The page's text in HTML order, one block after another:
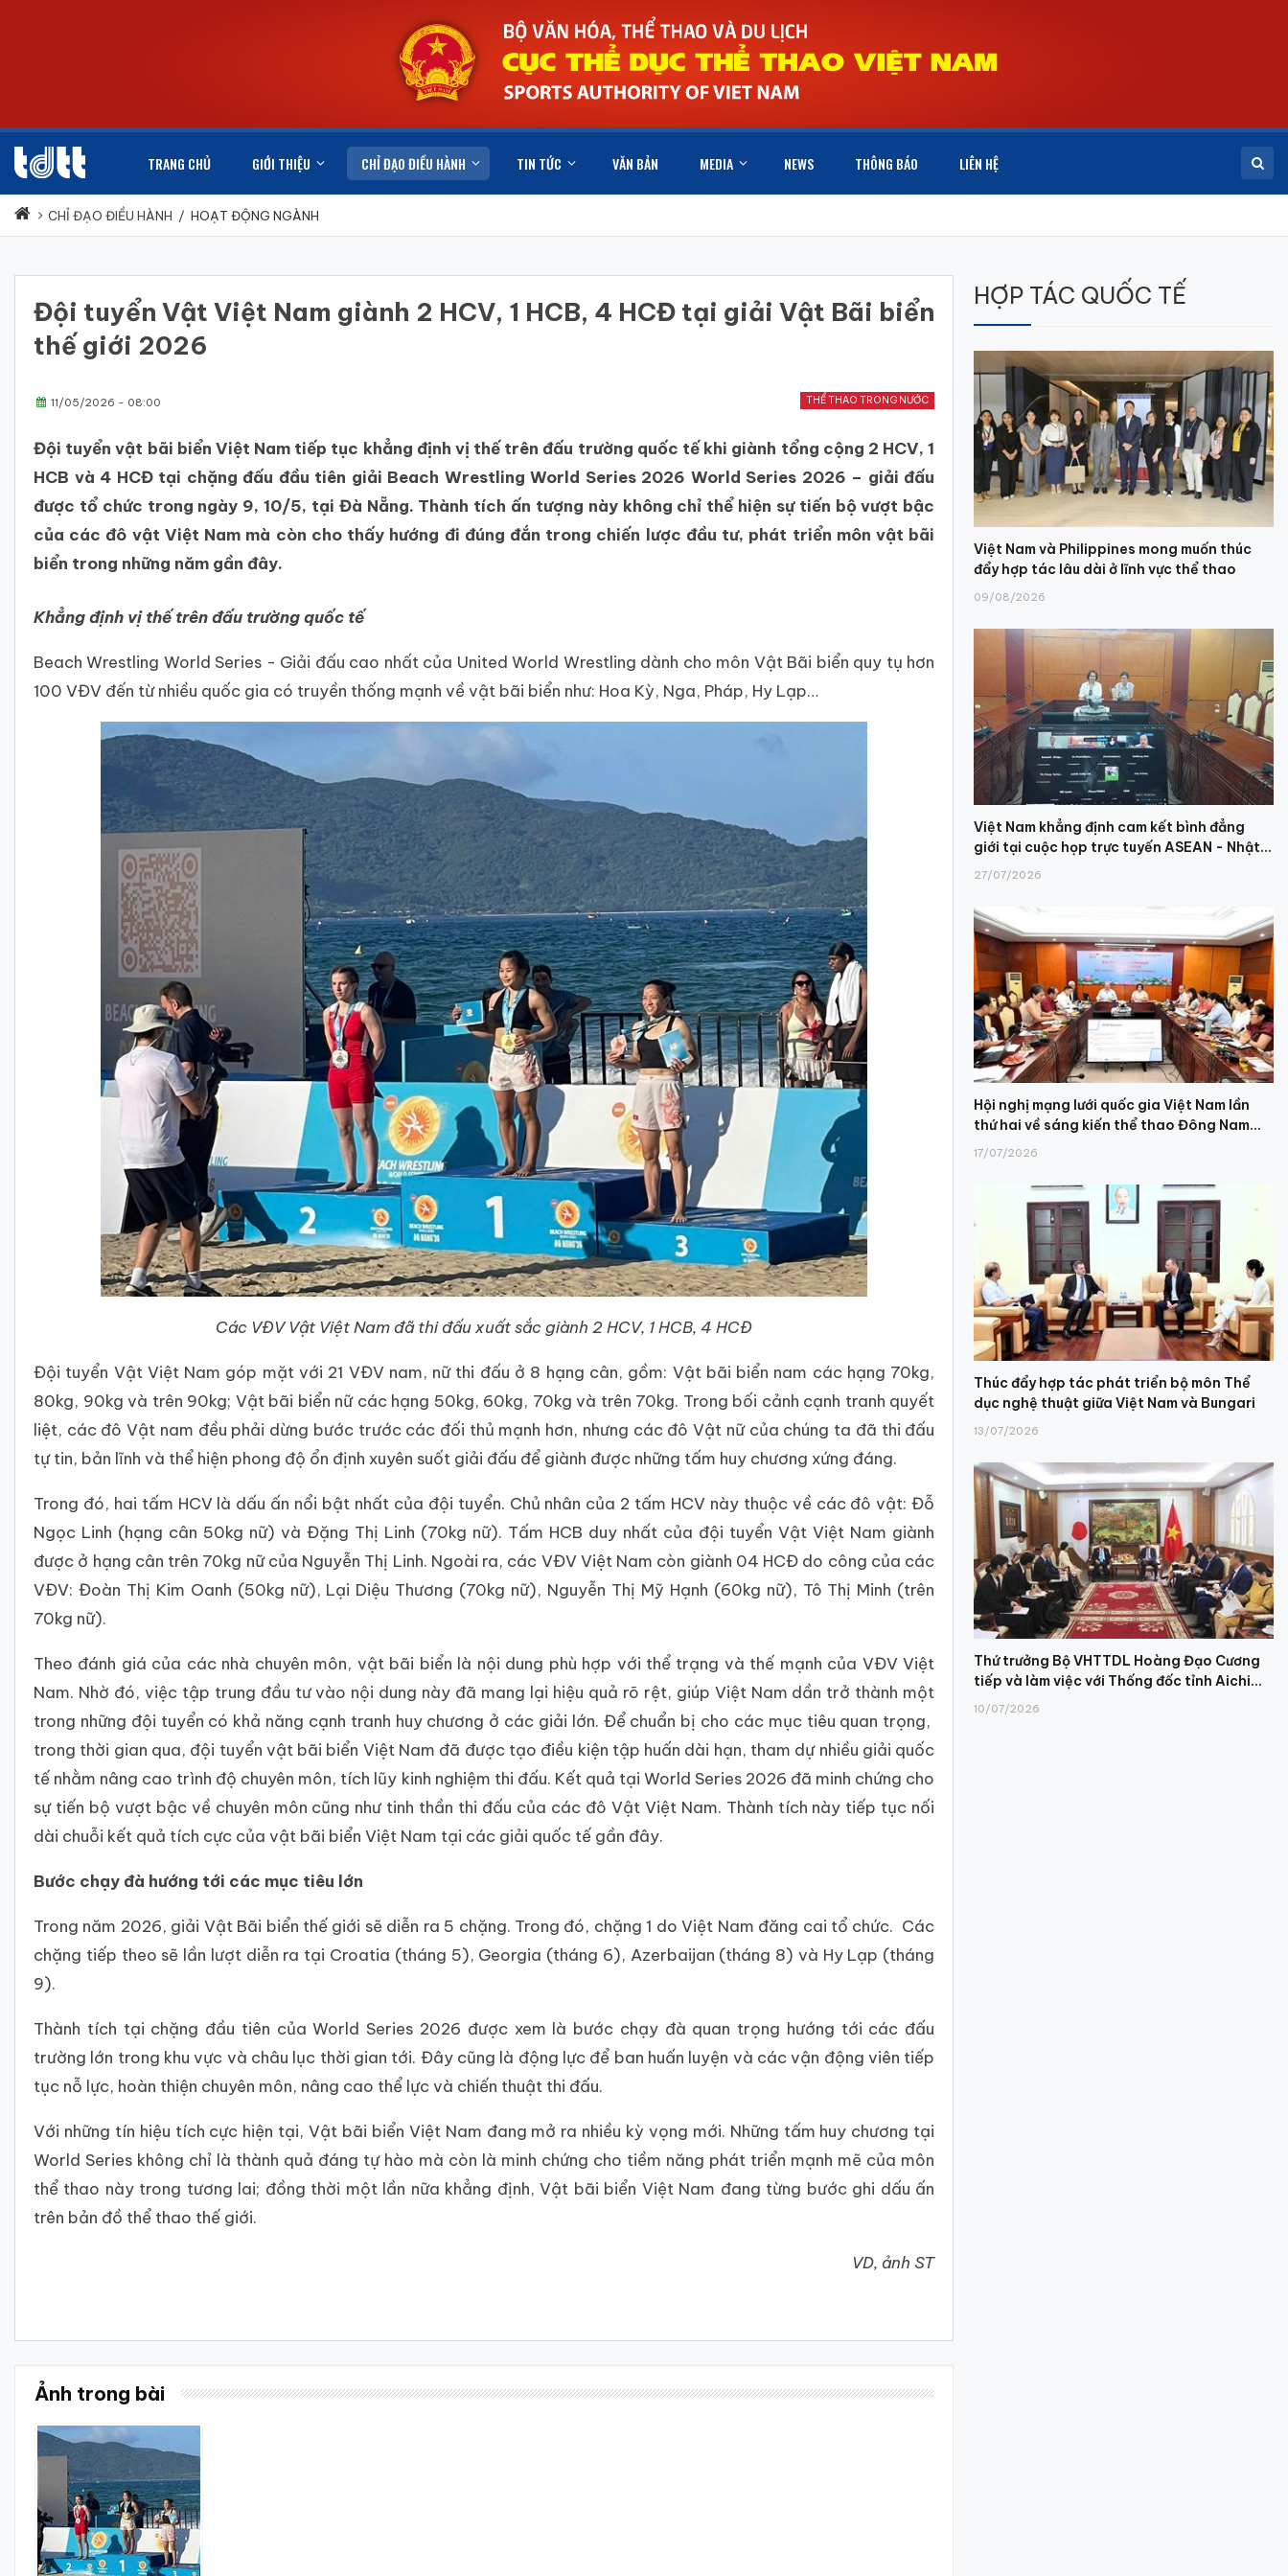
TRANG CHỦ GIỚI THIỆU CHỈ ĐẠO ĐIỀU HÀNH TIN TỨC VĂN BẢN MEDIA NEWS THÔNG BÁO LIÊN HỆ
CHỈ ĐẠO ĐIỀU HÀNH / HOẠT ĐỘNG NGÀNH
Đội tuyển Vật Việt Nam giành 2 HCV, 1 HCB, 4 HCĐ tại giải Vật Bãi biển
thế giới 2026
THỂ THAO TRONG NƯỚC
11/05/2026 - 08:00
Đội tuyển vật bãi biển Việt Nam tiếp tục khẳng định vị thế trên đấu trường quốc tế khi giành tổng cộng 2 HCV, 1
HCB và 4 HCĐ tại chặng đấu đầu tiên giải Beach Wrestling World Series 2026 World Series 2026 – giải đấu
được tổ chức trong ngày 9, 10/5, tại Đà Nẵng. Thành tích ấn tượng này không chỉ thể hiện sự tiến bộ vượt bậc
của các đô vật Việt Nam mà còn cho thấy hướng đi đúng đắn trong chiến lược đầu tư, phát triển môn vật bãi
biển trong những năm gần đây.
Khẳng định vị thế trên đấu trường quốc tế
Beach Wrestling World Series - Giải đấu cao nhất của United World Wrestling dành cho môn Vật Bãi biển quy tụ hơn
100 VĐV đến từ nhiều quốc gia có truyền thống mạnh về vật bãi biển như: Hoa Kỳ, Nga, Pháp, Hy Lạp…
Các VĐV Vật Việt Nam đã thi đấu xuất sắc giành 2 HCV, 1 HCB, 4 HCĐ
Đội tuyển Vật Việt Nam góp mặt với 21 VĐV nam, nữ thi đấu ở 8 hạng cân, gồm: Vật bãi biển nam các hạng 70kg,
80kg, 90kg và trên 90kg; Vật bãi biển nữ các hạng 50kg, 60kg, 70kg và trên 70kg. Trong bối cảnh cạnh tranh quyết
liệt, các đô Vật nam đều phải dừng bước trước các đối thủ mạnh hơn, nhưng các đô Vật nữ của chúng ta đã thi đấu
tự tin, bản lĩnh và thể hiện phong độ ổn định xuyên suốt giải đấu để giành được những tấm huy chương xứng đáng.
Trong đó, hai tấm HCV là dấu ấn nổi bật nhất của đội tuyển. Chủ nhân của 2 tấm HCV này thuộc về các đô vật: Đỗ
Ngọc Linh (hạng cân 50kg nữ) và Đặng Thị Linh (70kg nữ). Tấm HCB duy nhất của đội tuyển Vật Việt Nam giành
được ở hạng cân trên 70kg nữ của Nguyễn Thị Linh. Ngoài ra, các VĐV Việt Nam còn giành 04 HCĐ do công của các
VĐV: Đoàn Thị Kim Oanh (50kg nữ), Lại Diệu Thương (70kg nữ), Nguyễn Thị Mỹ Hạnh (60kg nữ), Tô Thị Minh (trên
70kg nữ).
Theo đánh giá của các nhà chuyên môn, vật bãi biển là nội dung phù hợp với thể trạng và thế mạnh của VĐV Việt
Nam. Nhờ đó, việc tập trung đầu tư vào nội dung này đã mang lại hiệu quả rõ rệt, giúp Việt Nam dần trở thành một
trong những đội tuyển có khả năng cạnh tranh huy chương ở các giải lớn. Để chuẩn bị cho các mục tiêu quan trọng,
trong thời gian qua, đội tuyển vật bãi biển Việt Nam đã được tạo điều kiện tập huấn dài hạn, tham dự nhiều giải quốc
tế nhằm nâng cao trình độ chuyên môn, tích lũy kinh nghiệm thi đấu. Kết quả tại World Series 2026 đã minh chứng cho
sự tiến bộ vượt bậc về chuyên môn cũng như tinh thần thi đấu của các đô Vật Việt Nam. Thành tích này tiếp tục nối
dài chuỗi kết quả tích cực của vật bãi biển Việt Nam tại các giải quốc tế gần đây.
Bước chạy đà hướng tới các mục tiêu lớn
Trong năm 2026, giải Vật Bãi biển thế giới sẽ diễn ra 5 chặng. Trong đó, chặng 1 do Việt Nam đăng cai tổ chức. Các
chặng tiếp theo sẽ lần lượt diễn ra tại Croatia (tháng 5), Georgia (tháng 6), Azerbaijan (tháng 8) và Hy Lạp (tháng
9).
Thành tích tại chặng đầu tiên của World Series 2026 được xem là bước chạy đà quan trọng hướng tới các đấu
trường lớn trong khu vực và châu lục thời gian tới. Đây cũng là động lực để ban huấn luyện và các vận động viên tiếp
tục nỗ lực, hoàn thiện chuyên môn, nâng cao thể lực và chiến thuật thi đấu.
Với những tín hiệu tích cực hiện tại, Vật bãi biển Việt Nam đang mở ra nhiều kỳ vọng mới. Những tấm huy chương tại
World Series không chỉ là thành quả đáng tự hào mà còn là minh chứng cho tiềm năng phát triển mạnh mẽ của môn
thể thao này trong tương lai; đồng thời một lần nữa khẳng định, Vật bãi biển Việt Nam đang từng bước ghi dấu ấn
trên bản đồ thể thao thế giới.
VD, ảnh ST
Ảnh trong bài
HỢP TÁC QUỐC TẾ
Việt Nam và Philippines mong muốn thúc
đẩy hợp tác lâu dài ở lĩnh vực thể thao
09/08/2026
Việt Nam khẳng định cam kết bình đẳng
giới tại cuộc họp trực tuyến ASEAN - Nhật...
27/07/2026
Hội nghị mạng lưới quốc gia Việt Nam lần
thứ hai về sáng kiến thể thao Đông Nam...
17/07/2026
Thúc đẩy hợp tác phát triển bộ môn Thể
dục nghệ thuật giữa Việt Nam và Bungari
13/07/2026
Thứ trưởng Bộ VHTTDL Hoàng Đạo Cương
tiếp và làm việc với Thống đốc tỉnh Aichi...
10/07/2026